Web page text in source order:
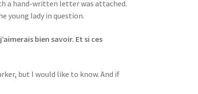
a hand-written letter was attached.
young lady in question.
bien savoir. Et si ces
but I would like to know. And if